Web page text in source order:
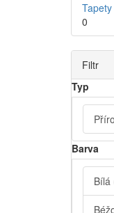
0
Filtr
Typ
Barva
Bílá